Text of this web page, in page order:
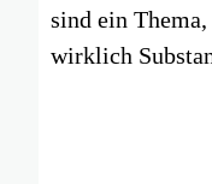
sind ein
wirklich